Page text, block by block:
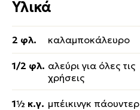
Υλικά
2 φλ. καλαμποκάλευρο
1/2 φλ. αλεύρι για όλες τις
χρήσεις
1½ κ.γ. μπέικινγκ πάουντερ